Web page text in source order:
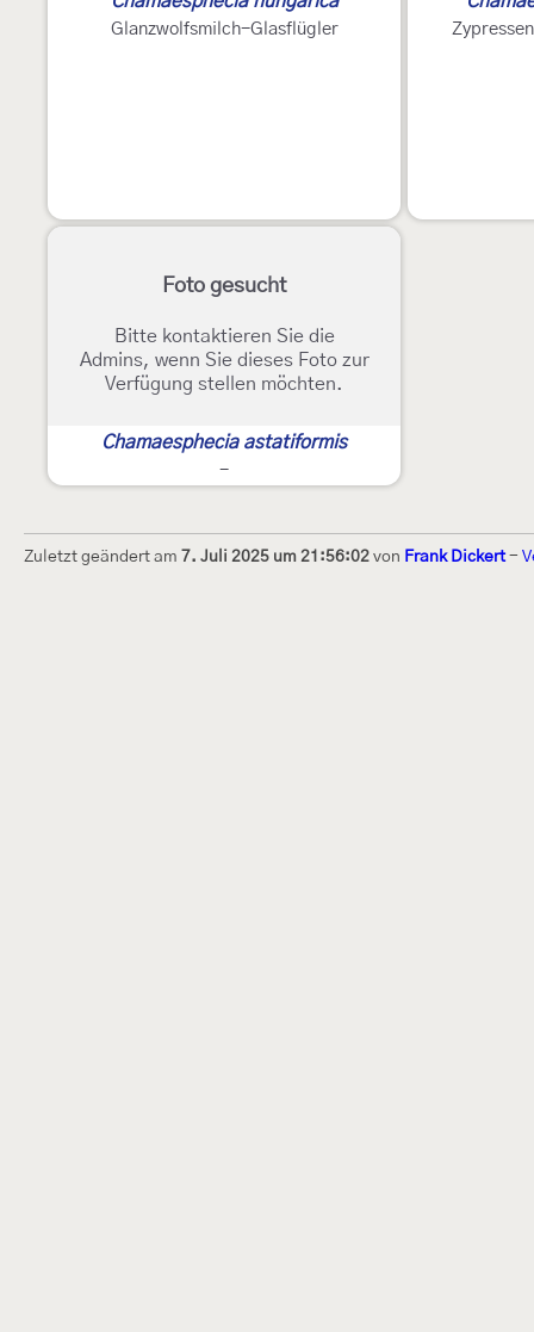
Glanzwolfsmilch-Glasflügler
Foto gesucht
Bitte kontaktieren Sie die
Admins, wenn Sie dieses Foto zur
Verfügung stellen möchten.
Chamaesphecia astatiformis
-
Zuletzt geändert am 7. Juli 2025 um 21:56:02 von Frank Dickert-